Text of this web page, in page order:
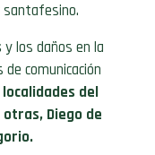
santafesino.
y los daños en la
comunicación
del
Diego de